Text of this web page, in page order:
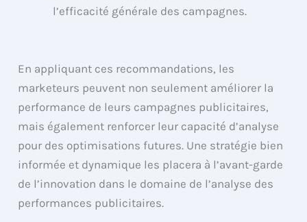
l’efficacité générale des campagnes.
En appliquant ces recommandations, les
marketeurs peuvent non seulement améliorer la
performance de leurs campagnes publicitaires,
mais également renforcer leur capacité d’analyse
pour des optimisations futures. Une stratégie bien
informée et dynamique les placera à l’avant-garde
de l’innovation dans le domaine de l’analyse des
performances publicitaires.